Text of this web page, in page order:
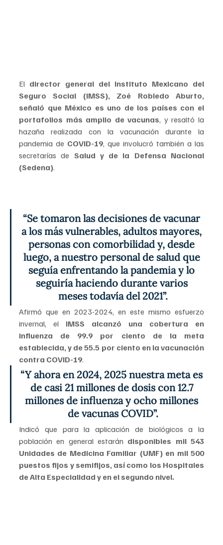
El director general del Instituto Mexicano del
Seguro Social (IMSS), Zoé Robledo Aburto,
señaló que México es uno de los países con el
portafolios más amplio de vacunas, y resaltó la
hazaña realizada con la vacunación durante la
pandemia de COVID-19, que involucró también a las
secretarías de Salud y de la Defensa Nacional
(Sedena).
“Se tomaron las decisiones de vacunar
a los más vulnerables, adultos mayores,
personas con comorbilidad y, desde
luego, a nuestro personal de salud que
seguía enfrentando la pandemia y lo
seguiría haciendo durante varios
meses todavía del 2021”.
Afirmó que en 2023-2024, en este mismo esfuerzo
invernal, el IMSS alcanzó una cobertura en
influenza de 99.9 por ciento de la meta
establecida, y de 55.5 por ciento en la vacunación
contra COVID-19.
“Y ahora en 2024, 2025 nuestra meta es
de casi 21 millones de dosis con 12.7
millones de influenza y ocho millones
de vacunas COVID”.
Indicó que para la aplicación de biológicos a la
población en general estarán disponibles mil 543
Unidades de Medicina Familiar (UMF) en mil 500
puestos fijos y semifijos, así como los Hospitales
de Alta Especialidad y en el segundo nivel.